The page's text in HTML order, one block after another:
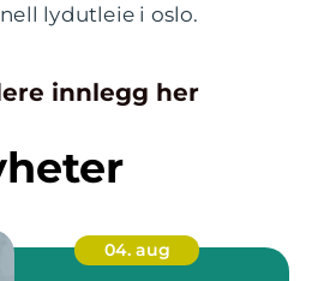
lydutleie i oslo.
innlegg her
04. aug